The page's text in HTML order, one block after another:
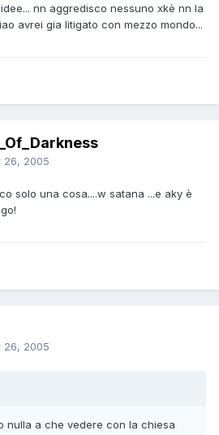
nn aggredisco nessuno xkè nn la
avrei gia litigato con mezzo mondo...
26, 2005
solo una cosa....w satana ...e aky è
26, 2005
nulla a che vedere con la chiesa